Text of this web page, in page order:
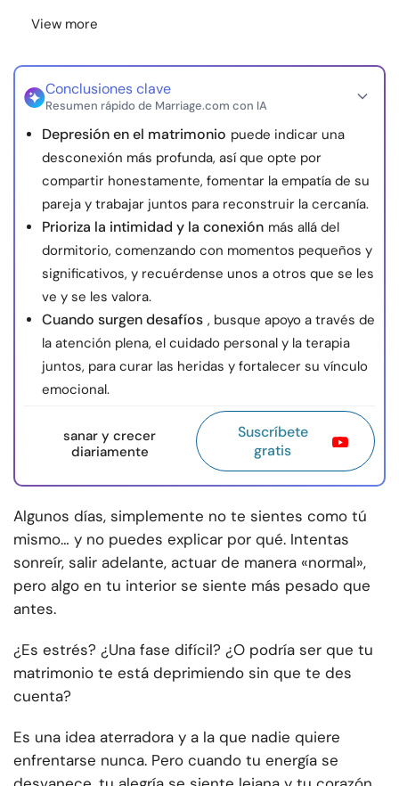
View more
Conclusiones clave
Resumen rápido de Marriage.com con IA
Depresión en el matrimonio puede indicar una
desconexión más profunda, así que opte por
compartir honestamente, fomentar la empatía de su
pareja y trabajar juntos para reconstruir la cercanía.
Prioriza la intimidad y la conexión más allá del
dormitorio, comenzando con momentos pequeños y
significativos, y recuérdense unos a otros que se les
ve y se les valora.
Cuando surgen desafíos , busque apoyo a través de
la atención plena, el cuidado personal y la terapia
juntos, para curar las heridas y fortalecer su vínculo
emocional.
sanar y crecer
diariamente
Suscríbete
gratis
Algunos días, simplemente no te sientes como tú
mismo… y no puedes explicar por qué. Intentas
sonreír, salir adelante, actuar de manera «normal»,
pero algo en tu interior se siente más pesado que
antes.
¿Es estrés? ¿Una fase difícil? ¿O podría ser que tu
matrimonio te está deprimiendo sin que te des
cuenta?
Es una idea aterradora y a la que nadie quiere
enfrentarse nunca. Pero cuando tu energía se